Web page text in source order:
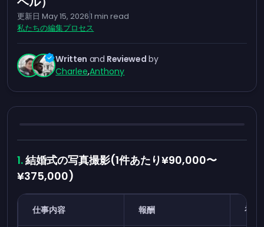
更新日 May 15, 20261 min read
私たちの編集プロセス
Written and Reviewed by
Charlee,Anthony
結婚式の写真撮影(1件あたり¥90,000〜
¥375,000)
仕事内容 報酬 初心